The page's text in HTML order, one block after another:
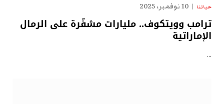
حياتنا 10 نوفمبر، 2025
ترامب وويتكوف.. مليارات مشفّرة على الرمال
الإماراتية
…